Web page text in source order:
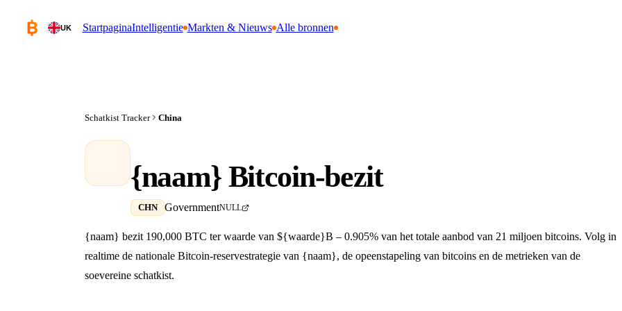
UK StartpaginaIntelligentie Markten & Nieuws Alle bronnen
Schatkist Tracker China
{naam} Bitcoin-bezit
CHN GovernmentNULL
{naam} bezit 190,000 BTC ter waarde van ${waarde}B – 0.905% van het totale aanbod van 21 miljoen bitcoins. Volg in
realtime de nationale Bitcoin-reservestrategie van {naam}, de opeenstapeling van bitcoins en de metrieken van de
soevereine schatkist.